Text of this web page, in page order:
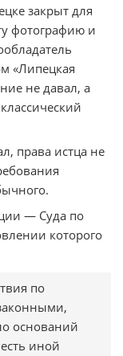
закрыт для
фотографию и
«Липецкая
не давал, а
права истца не
— Суда по
которого
по
оснований
иной